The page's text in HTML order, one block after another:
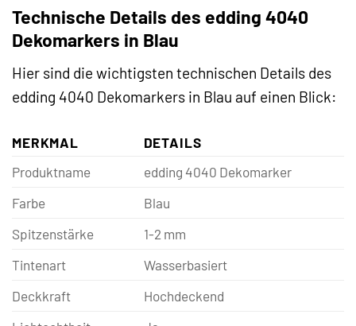
Technische Details des edding 4040
Dekomarkers in Blau
Hier sind die wichtigsten technischen Details des
edding 4040 Dekomarkers in Blau auf einen Blick:
MERKMAL
DETAILS
Produktname
edding 4040 Dekomarker
Farbe
Blau
Spitzenstärke
1-2 mm
Tintenart
Wasserbasiert
Deckkraft
Hochdeckend